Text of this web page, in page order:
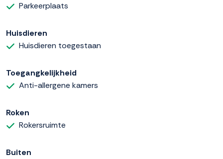
Parkeerplaats
Huisdieren
Huisdieren toegestaan
Toegangkelijkheid
Anti-allergene kamers
Roken
Rokersruimte
Buiten